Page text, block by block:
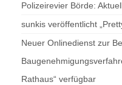
Polizeirevier Börde:
sunkis veröffentlicht
Neuer Onlinedienst zur
Rathaus“ verfügbar